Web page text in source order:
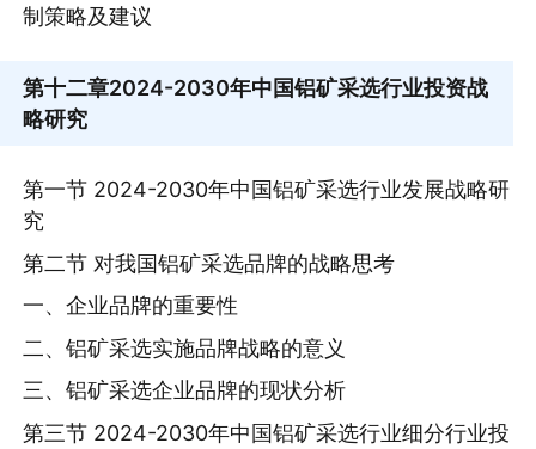
制策略及建议
第十二章2024-2030年中国铝矿采选行业投资战
略研究
第一节 2024-2030年中国铝矿采选行业发展战略研
究
第二节 对我国铝矿采选品牌的战略思考
一、企业品牌的重要性
二、铝矿采选实施品牌战略的意义
三、铝矿采选企业品牌的现状分析
第三节 2024-2030年中国铝矿采选行业细分行业投